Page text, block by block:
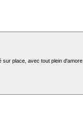
place, avec tout plein d'amore.